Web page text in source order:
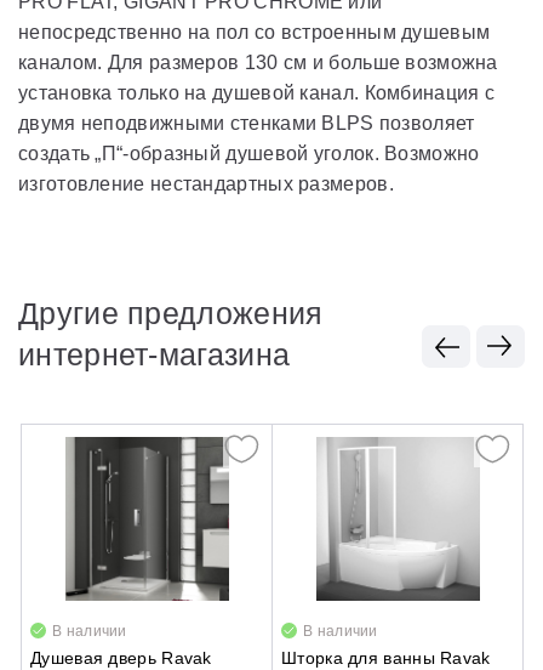
непосредственно на пол со встроенным душевым
каналом. Для размеров 130 см и больше возможна
установка только на душевой канал. Комбинация с
двумя неподвижными стенками BLPS позволяет
создать „П“-образный душевой уголок. Возможно
изготовление нестандартных размеров.
Другие предложения
интернет-магазина
В наличии
Душевая дверь Ravak
В наличии
Шторка для ванны Ravak